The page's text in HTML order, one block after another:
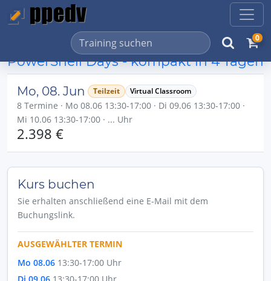
0
PowerShell Days - kompakt in 4 Tagen
Mo, 08. Jun Teilzeit Virtual Classroom
8 Termine · Mo 08.06 13:30-17:00 · Di 09.06 13:30-17:00 ·
Mi 10.06 13:30-17:00 · ... Uhr
2.398 €
Kurs buchen
Sie erhalten anschließend eine E-Mail mit dem
Buchungslink.
AUSGEWÄHLTER TERMIN
Mo 08.06 13:30-17:00 Uhr